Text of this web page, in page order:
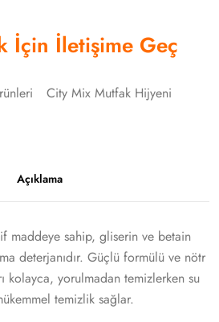
İçin İletişime Geç
City Mix Mutfak Hijyeni
Açıklama
maddeye sahip, gliserin ve betain
deterjanıdır. Güçlü formülü ve nötr
kolayca, yorulmadan temizlerken su
temizlik sağlar.